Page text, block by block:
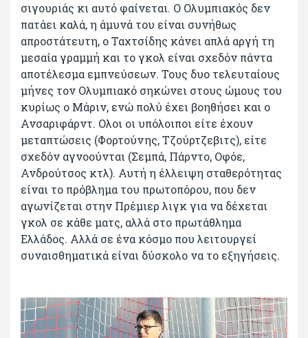
σιγουριάς κι αυτό φαίνεται. Ο Ολυμπιακός δεν
πατάει καλά, η άμυνά του είναι συνήθως
απροστάτευτη, ο Ταχτσίδης κάνει απλά αργή τη
μεσαία γραμμή και το γκολ είναι σχεδόν πάντα
αποτέλεσμα εμπνεύσεων. Τους δυο τελευταίους
μήνες τον Ολυμπιακό σηκώνει στους ώμους του
κυρίως ο Μάριν, ενώ πολύ έχει βοηθήσει και ο
Ανσαριφάρντ. Ολοι οι υπόλοιποι είτε έχουν
μεταπτώσεις (Φορτούνης, Τζούρτζεβιτς), είτε
σχεδόν αγνοούνται (Σεμπά, Πάρντο, Οφόε,
Ανδρούτσος κτλ). Αυτή η έλλειψη σταθερότητας
είναι το πρόβλημα του πρωτοπόρου, που δεν
αγωνίζεται στην Πρέμιερ λιγκ για να δέχεται
γκολ σε κάθε ματς, αλλά στο πρωτάθλημα
Ελλάδος. Αλλά σε ένα κόσμο που λειτουργεί
συναισθηματικά είναι δύσκολο να το εξηγήσεις.